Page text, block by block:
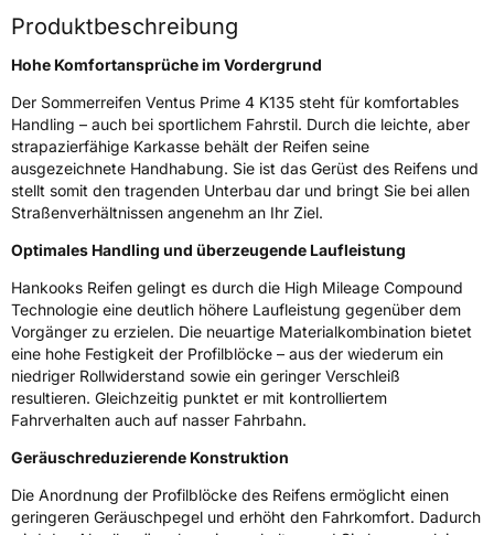
3PMSF / Schneeflockensymbol / Alpine-Symbol
EisgripNein
EPREL ID1061802
Allgemeine Produktsicherheit (GPSR)
HerstellerkontaktHankook Tire Europe GmbH, Siemensstr. 14
D-63263 Neu-Isenburg Deutschland,
technik@hankookreifen.de
Produktbeschreibung
Hohe Komfortansprüche im Vordergrund
Der Sommerreifen Ventus Prime 4 K135 steht für komfortables
Handling – auch bei sportlichem Fahrstil. Durch die leichte, aber
strapazierfähige Karkasse behält der Reifen seine
ausgezeichnete Handhabung. Sie ist das Gerüst des Reifens und
stellt somit den tragenden Unterbau dar und bringt Sie bei allen
Straßenverhältnissen angenehm an Ihr Ziel.
Optimales Handling und überzeugende Laufleistung
Hankooks Reifen gelingt es durch die High Mileage Compound
Technologie eine deutlich höhere Laufleistung gegenüber dem
Vorgänger zu erzielen. Die neuartige Materialkombination bietet
eine hohe Festigkeit der Profilblöcke – aus der wiederum ein
niedriger Rollwiderstand sowie ein geringer Verschleiß
resultieren. Gleichzeitig punktet er mit kontrolliertem
Fahrverhalten auch auf nasser Fahrbahn.
Geräuschreduzierende Konstruktion
Die Anordnung der Profilblöcke des Reifens ermöglicht einen
geringeren Geräuschpegel und erhöht den Fahrkomfort. Dadurch